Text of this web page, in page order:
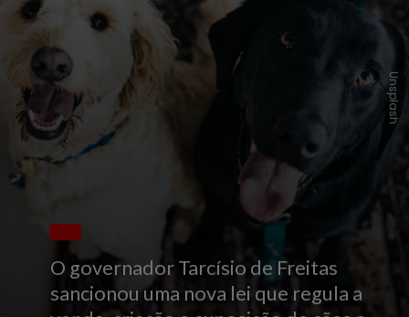
O governador Tarcísio de Freitas
sancionou uma nova lei que regula a
Unsplash